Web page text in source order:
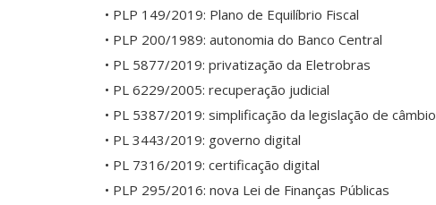
• PLP 149/2019: Plano de Equilíbrio Fiscal
• PLP 200/1989: autonomia do Banco Central
• PL 5877/2019: privatização da Eletrobras
• PL 6229/2005: recuperação judicial
• PL 5387/2019: simplificação da legislação de câmbio
• PL 3443/2019: governo digital
• PL 7316/2019: certificação digital
• PLP 295/2016: nova Lei de Finanças Públicas